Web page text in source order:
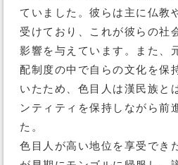
ていました。彼らは主に仏教
受けており、これが彼らの社
影響を与えています。また、
配制度の中で自らの文化を保
いたため、色目人は漢民族と
ンティティを保持しながら前
た。
色目人が高い地位を享受でき